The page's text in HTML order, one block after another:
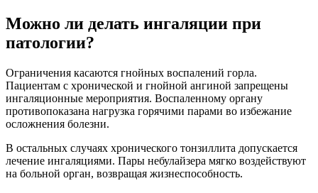
Можно ли делать ингаляции при
патологии?
Ограничения касаются гнойных воспалений горла.
Пациентам с хронической и гнойной ангиной запрещены
ингаляционные мероприятия. Воспаленному органу
противопоказана нагрузка горячими парами во избежание
осложнения болезни.
В остальных случаях хронического тонзиллита допускается
лечение ингаляциями. Пары небулайзера мягко воздействуют
на больной орган, возвращая жизнеспособность.